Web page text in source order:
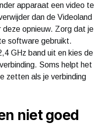
apparaat een video te
dan de Videoland
opnieuw. Zorg dat je
software gebruikt.
GHz band uit en kies de
Soms helpt het
zetten als je verbinding
niet goed